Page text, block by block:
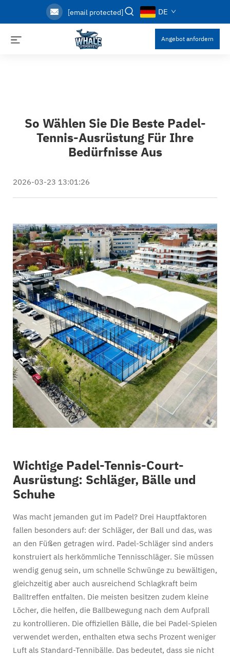
[email protected] DE
Angebot anfordern
So Wählen Sie Die Beste Padel-
Tennis-Ausrüstung Für Ihre
Bedürfnisse Aus
2026-03-23 13:01:26
Wichtige Padel-Tennis-Court-
Ausrüstung: Schläger, Bälle und
Schuhe
Was macht jemanden gut im Padel? Drei Hauptfaktoren
fallen besonders auf: der Schläger, der Ball und das, was
an den Füßen getragen wird. Padel-Schläger sind anders
konstruiert als herkömmliche Tennisschläger. Sie müssen
wendig genug sein, um schnelle Schwünge zu bewältigen,
gleichzeitig aber auch ausreichend Schlagkraft beim
Balltreffen entfalten. Die meisten besitzen zudem kleine
Löcher, die helfen, die Ballbewegung nach dem Aufprall
zu kontrollieren. Die offiziellen Bälle, die bei Padel-Spielen
verwendet werden, enthalten etwa sechs Prozent weniger
Luft als Standard-Tennibälle. Das bedeutet, dass sie nicht